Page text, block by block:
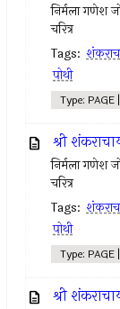
निर्मला गणेश
चरित्र
Tags:
पोथी
Type: PAGE
श्री
निर्मला गणेश
चरित्र
Tags:
पोथी
Type: PAGE
श्री